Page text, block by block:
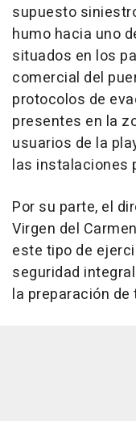
supuesto
humo hacia uno
situados en los
comercial del
protocolos de
presentes en la
usuarios de la
las instalaciones
Por su parte, el
Virgen del
este tipo de
seguridad
la preparación